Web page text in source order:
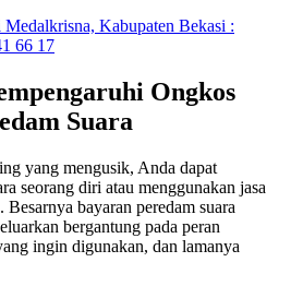
Ongkos
Suara
yang mengusik, Anda dapat
seorang diri atau menggunakan jasa
Besarnya bayaran peredam suara
bergantung pada peran
ingin digunakan, dan lamanya